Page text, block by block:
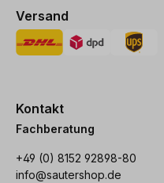
Versand
Kontakt
Fachberatung
+49 (0) 8152 92898-80
info@sautershop.de